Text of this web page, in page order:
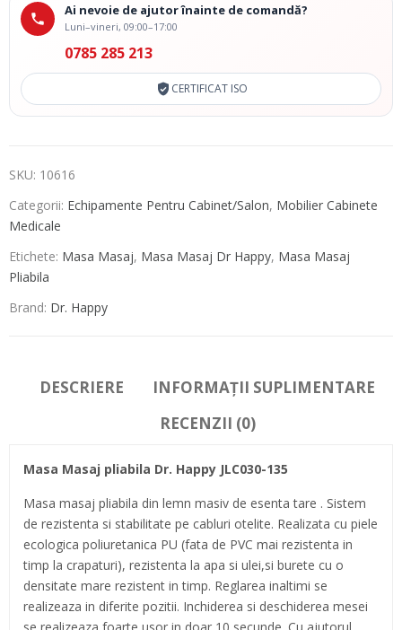
Ai nevoie de ajutor înainte de comandă?
Luni–vineri, 09:00–17:00
0785 285 213
CERTIFICAT ISO
SKU: 10616
Categorii: Echipamente Pentru Cabinet/Salon, Mobilier Cabinete
Medicale
Etichete: Masa Masaj, Masa Masaj Dr Happy, Masa Masaj
Pliabila
Brand: Dr. Happy
DESCRIERE
INFORMAȚII SUPLIMENTARE
RECENZII (0)
Masa Masaj pliabila Dr. Happy JLC030-135
Masa masaj pliabila din lemn masiv de esenta tare . Sistem
de rezistenta si stabilitate pe cabluri otelite. Realizata cu piele
ecologica poliuretanica PU (fata de PVC mai rezistenta in
timp la crapaturi), rezistenta la apa si ulei,si burete cu o
densitate mare rezistent in timp. Reglarea inaltimi se
realizeaza in diferite pozitii. Inchiderea si deschiderea mesei